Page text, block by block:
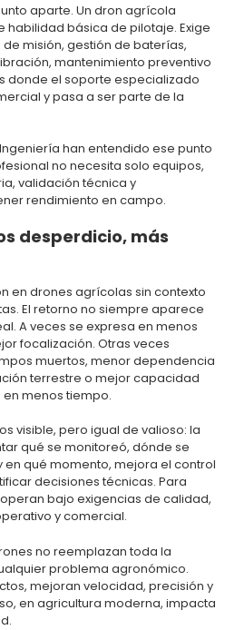
aparte. Un dron agrícola
básica de pilotaje. Exige
misión, gestión de baterías,
mantenimiento preventivo
donde el soporte especializado
y pasa a ser parte de la
han entendido ese punto
no necesita solo equipos,
validación técnica y
rendimiento en campo.
desperdicio, más
en drones agrícolas sin contexto
El retorno no siempre aparece
A veces se expresa en menos
focalización. Otras veces
muertos, menor dependencia
terrestre o mejor capacidad
menos tiempo.
visible, pero igual de valioso: la
qué se monitoreó, dónde se
qué momento, mejora el control
decisiones técnicas. Para
bajo exigencias de calidad,
y comercial.
no reemplazan toda la
problema agronómico.
mejoran velocidad, precisión y
en agricultura moderna, impacta